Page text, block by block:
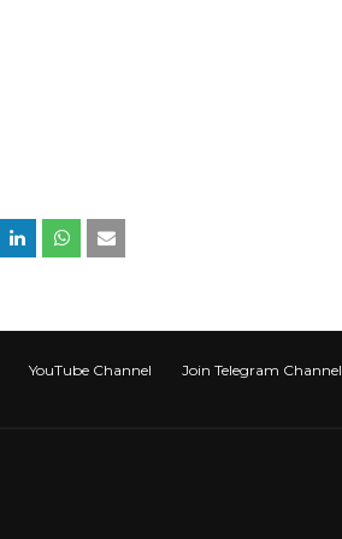
YouTube Channel
Join Telegram Channel